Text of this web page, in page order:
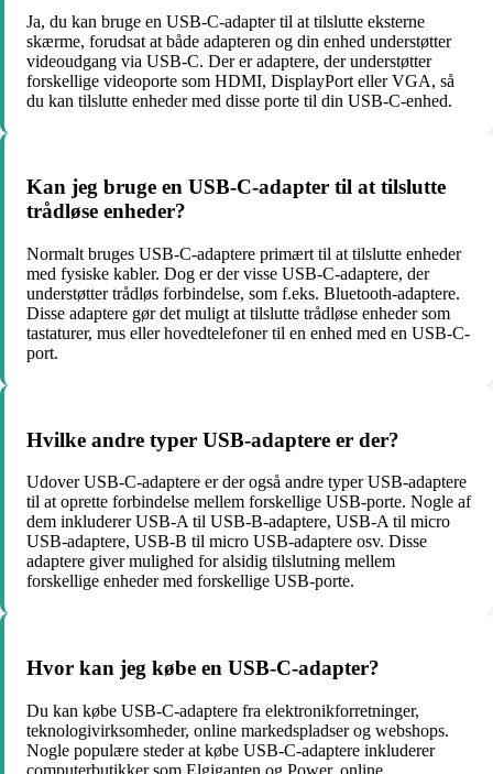
Ja, du kan bruge en USB-C-adapter til at tilslutte eksterne
skærme, forudsat at både adapteren og din enhed understøtter
videoudgang via USB-C. Der er adaptere, der understøtter
forskellige videoporte som HDMI, DisplayPort eller VGA, så
du kan tilslutte enheder med disse porte til din USB-C-enhed.
Kan jeg bruge en USB-C-adapter til at tilslutte
trådløse enheder?
Normalt bruges USB-C-adaptere primært til at tilslutte enheder
med fysiske kabler. Dog er der visse USB-C-adaptere, der
understøtter trådløs forbindelse, som f.eks. Bluetooth-adaptere.
Disse adaptere gør det muligt at tilslutte trådløse enheder som
tastaturer, mus eller hovedtelefoner til en enhed med en USB-C-
port.
Hvilke andre typer USB-adaptere er der?
Udover USB-C-adaptere er der også andre typer USB-adaptere
til at oprette forbindelse mellem forskellige USB-porte. Nogle af
dem inkluderer USB-A til USB-B-adaptere, USB-A til micro
USB-adaptere, USB-B til micro USB-adaptere osv. Disse
adaptere giver mulighed for alsidig tilslutning mellem
forskellige enheder med forskellige USB-porte.
Hvor kan jeg købe en USB-C-adapter?
Du kan købe USB-C-adaptere fra elektronikforretninger,
teknologivirksomheder, online markedspladser og webshops.
Nogle populære steder at købe USB-C-adaptere inkluderer
computerbutikker som Elgiganten og Power, online